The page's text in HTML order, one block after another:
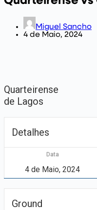
Miguel Sancho
4 de Maio, 2024
Quarteirense
de Lagos
Detalhes
Data
4 de Maio, 2024
Ground